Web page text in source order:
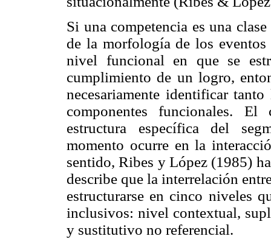
Si una competencia es una
de la morfología de los
nivel funcional en que se
cumplimiento de un logro,
necesariamente identificar
componentes funcionales.
estructura específica del
momento ocurre en la
sentido, Ribes y López (1985)
describe que la interrelación
estructurarse en cinco niveles
inclusivos: nivel contextual,
y sustitutivo no referencial.